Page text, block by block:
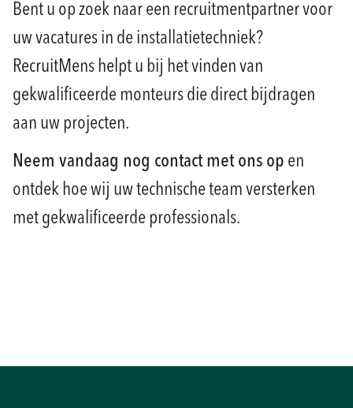
Bent u op zoek naar een recruitmentpartner voor
uw vacatures in de installatietechniek?
RecruitMens helpt u bij het vinden van
gekwalificeerde monteurs die direct bijdragen
aan uw projecten.
Neem vandaag nog contact met ons op en
ontdek hoe wij uw technische team versterken
met gekwalificeerde professionals.